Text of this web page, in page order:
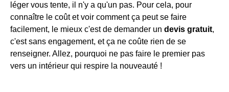
léger vous tente, il n'y a qu'un pas. Pour cela, pour
connaître le coût et voir comment ça peut se faire
facilement, le mieux c'est de demander un devis gratuit,
c'est sans engagement, et ça ne coûte rien de se
renseigner. Allez, pourquoi ne pas faire le premier pas
vers un intérieur qui respire la nouveauté !